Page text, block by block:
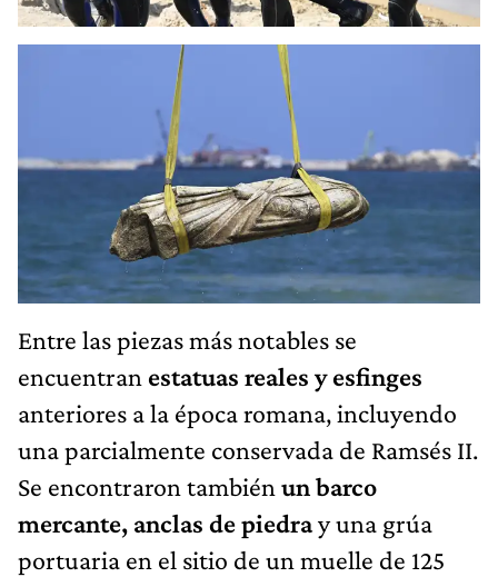
Entre las piezas más notables se
encuentran estatuas reales y esfinges
anteriores a la época romana, incluyendo
una parcialmente conservada de Ramsés II.
Se encontraron también un barco
mercante, anclas de piedray una grúa
portuaria en el sitio de un muelle de 125